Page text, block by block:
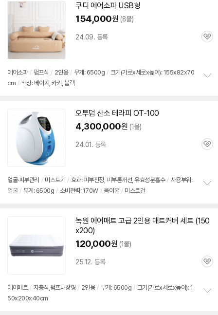
쿠디 에어소파 USB형
154,000원 (8몰)
24.09. 등록
관
에어소파 / 펌프식 / 2인용 / 무게: 6500g / 크기(가로x세로x높이): 155x82x70
cm / 색상: 베이지, 카키, 블랙
오투덤 산소 테라피 OT-100
4,300,000원 (1몰)
24.01. 등록
관
얼굴·피부관리 / 미스트기 / 효과: 피부진정, 피부톤개선, 유효성분흡수 / 사용부위:
얼굴 / 무게: 6500g / 소비전력: 170W / 음이온 / 미스트건
치
녹원 에어매트 고급 2인용 매트커버 세트 (150
x200)
120,000원 (1몰)
25.12. 등록
관
에어매트 / 자충식,펌프내장형 / 2인용 / 무게: 6500g / 크기(가로x세로x높이): 1
50x200x40cm